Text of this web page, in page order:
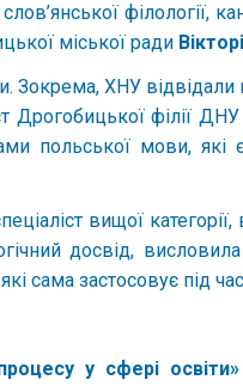
філології,
міської ради
Зокрема, ХНУ
філії ДНУ
польської мови, які є
вищої
досвід,
сама застосовує під
у сфері освіти»